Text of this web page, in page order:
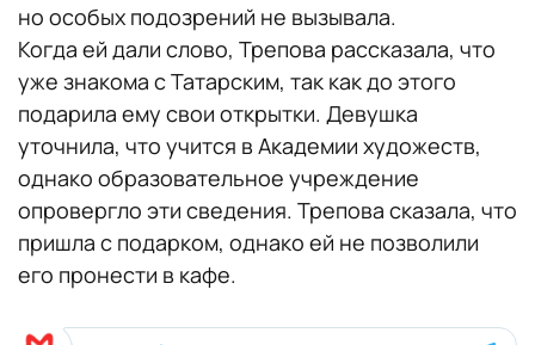
но особых подозрений не вызывала.
Когда ей дали слово, Трепова рассказала, что
уже знакома с Татарским, так как до этого
подарила ему свои открытки. Девушка
уточнила, что учится в Академии художеств,
однако образовательное учреждение
опровергло эти сведения. Трепова сказала, что
пришла с подарком, однако ей не позволили
его пронести в кафе.